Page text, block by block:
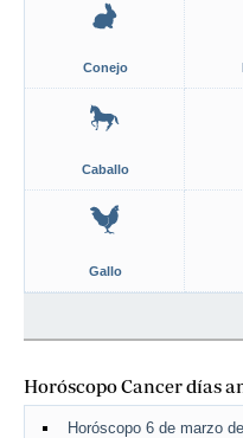
Conejo
Caballo
Gallo
Horóscopo Cancer días
Horóscopo 6 de marzo